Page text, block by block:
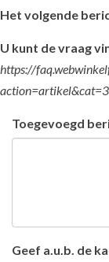
Het volgende
U kunt de vraag
https://
Toegevoegd
Geef a.u.b. de